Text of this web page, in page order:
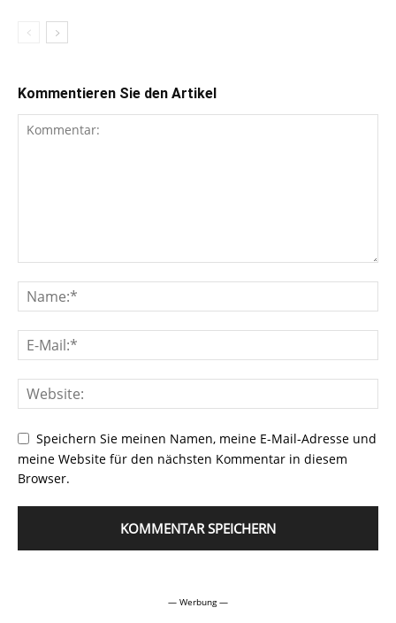
Kommentieren Sie den Artikel
Speichern Sie meinen Namen, meine E-Mail-Adresse und
meine Website für den nächsten Kommentar in diesem
Browser.
— Werbung —